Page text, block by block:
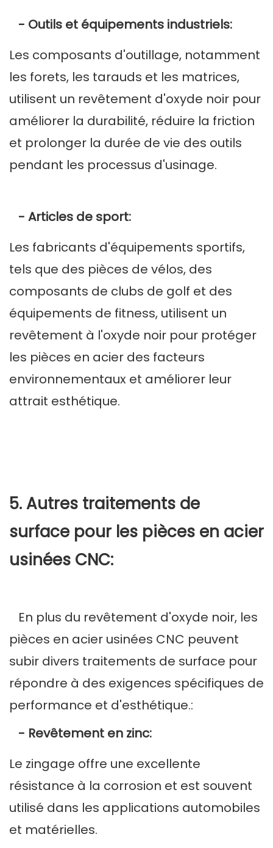
- Outils et équipements industriels:
Les composants d'outillage, notamment
les forets, les tarauds et les matrices,
utilisent un revêtement d'oxyde noir pour
améliorer la durabilité, réduire la friction
et prolonger la durée de vie des outils
pendant les processus d'usinage.
- Articles de sport:
Les fabricants d'équipements sportifs,
tels que des pièces de vélos, des
composants de clubs de golf et des
équipements de fitness, utilisent un
revêtement à l'oxyde noir pour protéger
les pièces en acier des facteurs
environnementaux et améliorer leur
attrait esthétique.
5. Autres traitements de
surface pour les pièces en acier
usinées CNC:
En plus du revêtement d'oxyde noir, les
pièces en acier usinées CNC peuvent
subir divers traitements de surface pour
répondre à des exigences spécifiques de
performance et d'esthétique.:
- Revêtement en zinc:
Le zingage offre une excellente
résistance à la corrosion et est souvent
utilisé dans les applications automobiles
et matérielles.